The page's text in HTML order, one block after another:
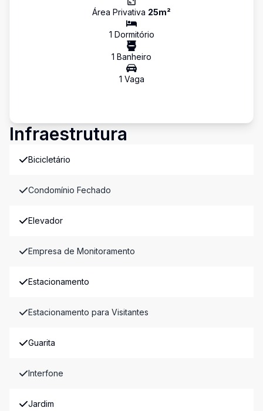
Área Privativa 25m²
1 Dormitório
1 Banheiro
1 Vaga
Infraestrutura
Bicicletário
Condomínio Fechado
Elevador
Empresa de Monitoramento
Estacionamento
Estacionamento para Visitantes
Guarita
Interfone
Jardim